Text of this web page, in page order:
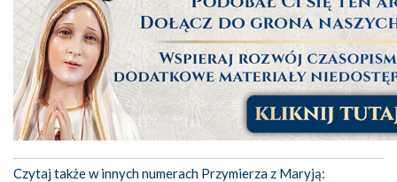
Czytaj także w innych numerach Przymierza z Maryją: